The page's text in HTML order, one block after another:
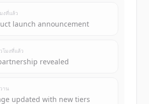
for free to view all
roundsoffndr.co.
อยู่แล้วใช่ไหม ลงชื่อเข้าใช้
งที่แล้ว
launch announcement
โมงที่แล้ว
revealed
าน
updated with new tiers